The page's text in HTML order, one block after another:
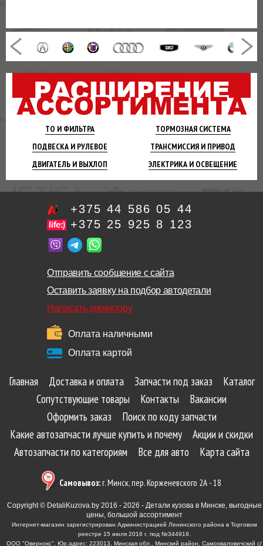
ТО И ФИЛЬТРА ТОРМОЗНАЯСИСТЕМА
ПОДВЕСКА И РУЛЕВОЕ ТРАНСМИССИЯ И ПРИВОД
ДВИГАТЕЛЬ И ВЫХЛОП ЭЛЕКТРИКА И ОСВЕЩЕНИЕ
+375 44 586 05 44
+375 25 925 8 123
Отправить сообщение с сайта
Оставить заявку на подбор автодетали
Написать директору
Оплата наличными
Оплата картой
Главная Доставка и оплата Запчасти под заказ
Каталог
Сопутствующие товары
Контакты
Вакансии
Оформить заказ
Поиск по коду запчасти
Какие автозапчасти лучше купить и почему
Акции и скидки
Автозапчасти по категориям
Все для авто Карта сайта
Самовывоз:г. Минск, пер. Корженевского 2А - 18
Copyright © DetaliKuzova.by 2016 - 2026 - Детали кузова в Минске, выгодные
цены, большой ассортимент
Интернет-магазин зарегистрирован Администрацией Ленинского района в Торговом
реестре 15 июля 2016 г. под №344919.
ООО "Овернокс", Юр.адрес: 223013, Минская обл., Минский район, Самохваловичский с/